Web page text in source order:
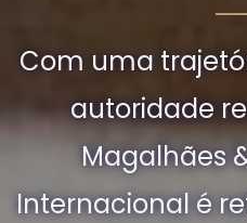
Com uma
autoridade
Magalhães
Internacional é